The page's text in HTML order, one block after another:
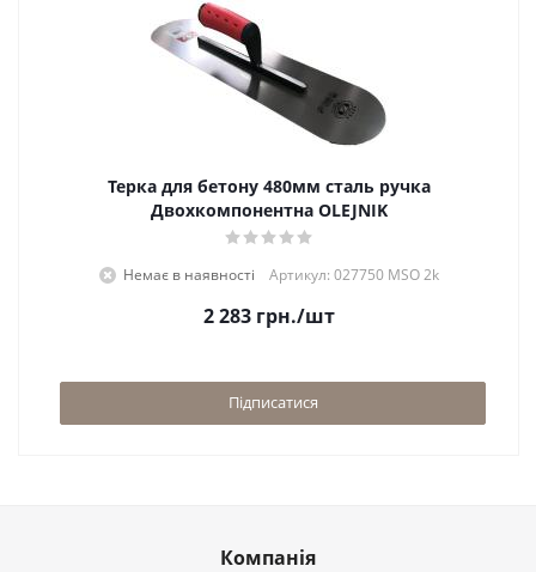
Терка для бетону 480мм сталь ручка
Двохкомпонентна OLEJNIK
Немає в наявності Артикул: 027750 MSO 2k
2 283 грн./шт
Підписатися
Компанія